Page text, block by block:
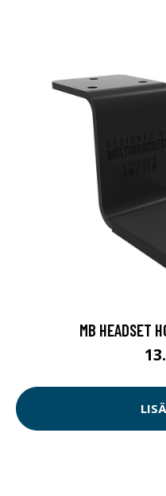
MB HEADSET